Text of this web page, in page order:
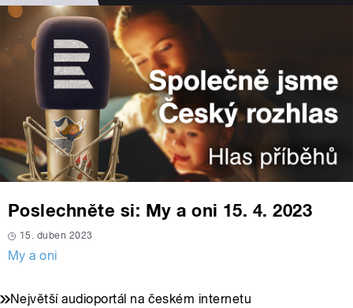
Poslechněte si: My a oni 15. 4. 2023
15. duben 2023
My a oni
Největší audioportál na českém internetu